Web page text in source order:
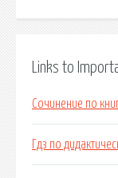
Links to
Сочинение по
Гдз по